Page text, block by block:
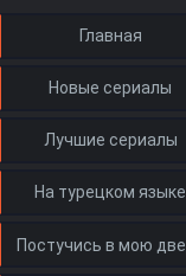
Главная
Новые сериалы
Лучшие сериалы
На турецком языке